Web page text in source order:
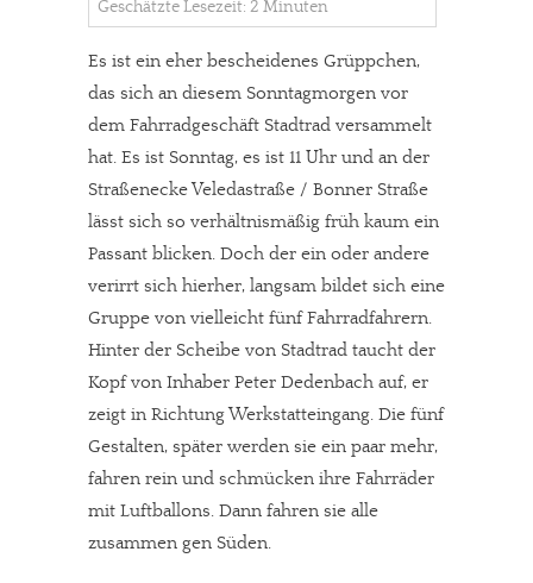
Geschätzte Lesezeit: 2 Minuten
Es ist ein eher bescheidenes Grüppchen,
das sich an diesem Sonntagmorgen vor
dem Fahrradgeschäft Stadtrad versammelt
hat. Es ist Sonntag, es ist 11 Uhr und an der
Straßenecke Veledastraße / Bonner Straße
lässt sich so verhältnismäßig früh kaum ein
Passant blicken. Doch der ein oder andere
verirrt sich hierher, langsam bildet sich eine
Gruppe von vielleicht fünf Fahrradfahrern.
Hinter der Scheibe von Stadtrad taucht der
Kopf von Inhaber Peter Dedenbach auf, er
zeigt in Richtung Werkstatteingang. Die fünf
Gestalten, später werden sie ein paar mehr,
fahren rein und schmücken ihre Fahrräder
mit Luftballons. Dann fahren sie alle
zusammen gen Süden.